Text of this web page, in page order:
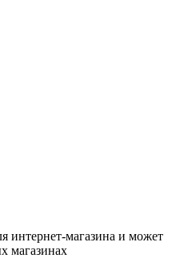
интернет-магазина и может
магазинах